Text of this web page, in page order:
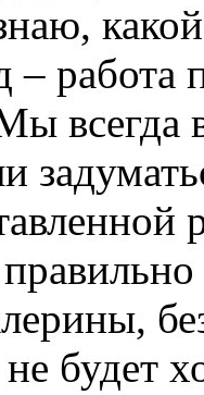
работа
всегда
не